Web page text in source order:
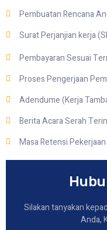
Pembuatan Rencana
Surat Perjanjian kerja
Pembayaran Sesuai
Proses Pengerjaan
Adendume (Kerja
Berita Acara Serah
Masa Retensi Pekerjaan
Silakan tanyakan
Anda,